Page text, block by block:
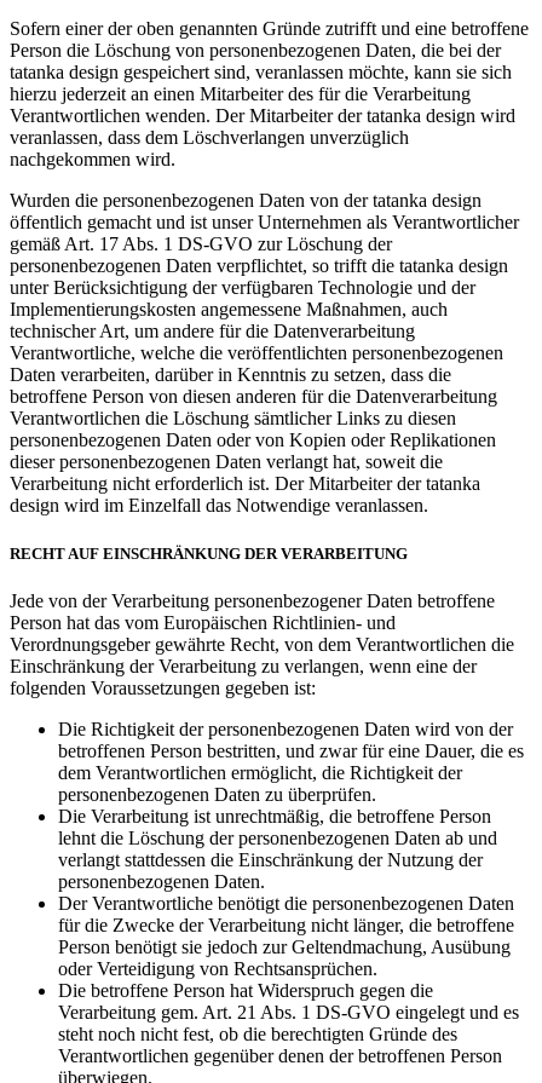
Sofern einer der oben genannten Gründe zutrifft und eine betroffene
Person die Löschung von personenbezogenen Daten, die bei der
tatanka design gespeichert sind, veranlassen möchte, kann sie sich
hierzu jederzeit an einen Mitarbeiter des für die Verarbeitung
Verantwortlichen wenden. Der Mitarbeiter der tatanka design wird
veranlassen, dass dem Löschverlangen unverzüglich
nachgekommen wird.
Wurden die personenbezogenen Daten von der tatanka design
öffentlich gemacht und ist unser Unternehmen als Verantwortlicher
gemäß Art. 17 Abs. 1 DS-GVO zur Löschung der
personenbezogenen Daten verpflichtet, so trifft die tatanka design
unter Berücksichtigung der verfügbaren Technologie und der
Implementierungskosten angemessene Maßnahmen, auch
technischer Art, um andere für die Datenverarbeitung
Verantwortliche, welche die veröffentlichten personenbezogenen
Daten verarbeiten, darüber in Kenntnis zu setzen, dass die
betroffene Person von diesen anderen für die Datenverarbeitung
Verantwortlichen die Löschung sämtlicher Links zu diesen
personenbezogenen Daten oder von Kopien oder Replikationen
dieser personenbezogenen Daten verlangt hat, soweit die
Verarbeitung nicht erforderlich ist. Der Mitarbeiter der tatanka
design wird im Einzelfall das Notwendige veranlassen.
RECHT AUF EINSCHRÄNKUNG DER VERARBEITUNG
Jede von der Verarbeitung personenbezogener Daten betroffene
Person hat das vom Europäischen Richtlinien- und
Verordnungsgeber gewährte Recht, von dem Verantwortlichen die
Einschränkung der Verarbeitung zu verlangen, wenn eine der
folgenden Voraussetzungen gegeben ist:
Die Richtigkeit der personenbezogenen Daten wird von der
betroffenen Person bestritten, und zwar für eine Dauer, die es
dem Verantwortlichen ermöglicht, die Richtigkeit der
personenbezogenen Daten zu überprüfen.
Die Verarbeitung ist unrechtmäßig, die betroffene Person
lehnt die Löschung der personenbezogenen Daten ab und
verlangt stattdessen die Einschränkung der Nutzung der
personenbezogenen Daten.
Der Verantwortliche benötigt die personenbezogenen Daten
für die Zwecke der Verarbeitung nicht länger, die betroffene
Person benötigt sie jedoch zur Geltendmachung, Ausübung
oder Verteidigung von Rechtsansprüchen.
Die betroffene Person hat Widerspruch gegen die
Verarbeitung gem. Art. 21 Abs. 1 DS-GVO eingelegt und es
steht noch nicht fest, ob die berechtigten Gründe des
Verantwortlichen gegenüber denen der betroffenen Person
überwiegen.